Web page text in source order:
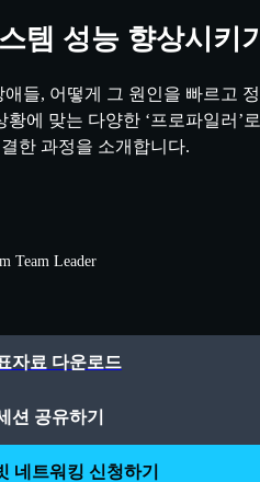
템 성능 향상시키
들, 어떻게 그 원인을 빠르고
에 맞는 다양한 ‘프로파일러’로
한 과정을 소개합니다.
Team Leader
자료 다운로드
션 공유하기
네트워킹 신청하기